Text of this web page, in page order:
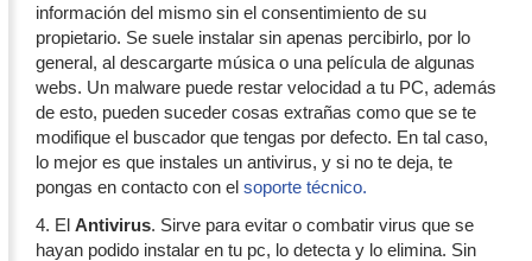
información del mismo sin el consentimiento de su
propietario. Se suele instalar sin apenas percibirlo, por lo
general, al descargarte música o una película de algunas
webs. Un malware puede restar velocidad a tu PC, además
de esto, pueden suceder cosas extrañas como que se te
modifique el buscador que tengas por defecto. En tal caso,
lo mejor es que instales un antivirus, y si no te deja, te
pongas en contacto con el soporte técnico.
4. El Antivirus. Sirve para evitar o combatir virus que se
hayan podido instalar en tu pc, lo detecta y lo elimina. Sin